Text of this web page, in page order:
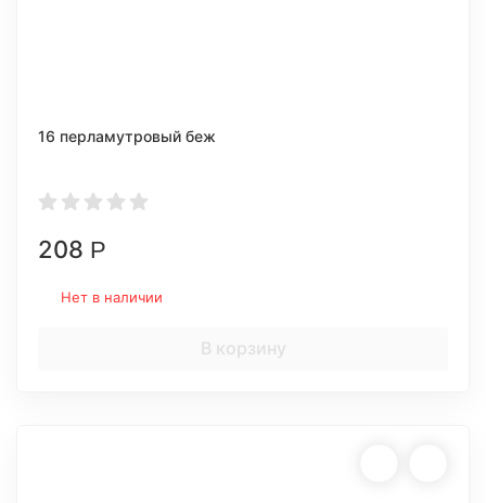
16 перламутровый беж
208 Р
Нет в наличии
В корзину